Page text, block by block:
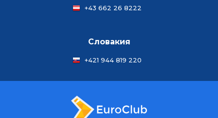
+43 662 26 8222
Словакия
+421 944 819 220